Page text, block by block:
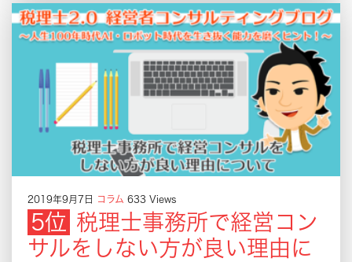
2019年9月7日 コラム 633 Views
税理士事務所で経営コン
サルをしない方が良い理由に